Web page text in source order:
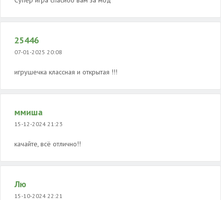
25446
07-01-2025 20:08
игрушечка классная и открытая !!!
ммиша
15-12-2024 21:23
качайте, всё отлично!!
Лю
15-10-2024 22:21